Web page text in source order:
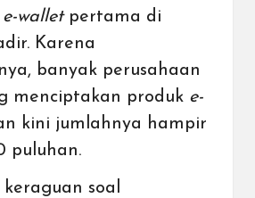
e-wallet pertama di
Karena
banyak perusahaan
menciptakan produk e-
kini jumlahnya hampir
puluhan.
soal